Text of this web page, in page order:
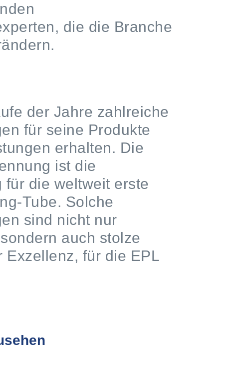
die die Branche
der Jahre zahlreiche
für seine Produkte
erhalten. Die
ist die
für die weltweit erste
Tube. Solche
sind nicht nur
auch stolze
Exzellenz, für die EPL